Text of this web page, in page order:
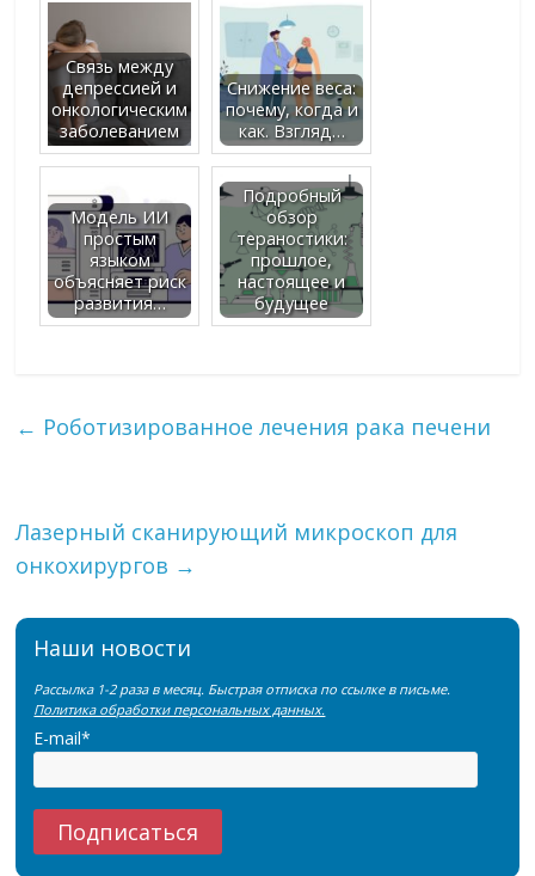
Связь между
депрессией и
онкологическим
заболеванием
Снижение веса:
почему, когда и
как. Взгляд…
Модель ИИ
простым
языком
объясняет риск
развития…
Подробный
обзор
тераностики:
прошлое,
настоящее и
будущее
← Роботизированное лечения рака печени
Лазерный сканирующий микроскоп для
онкохирургов →
Наши новости
Рассылка 1-2 раза в месяц. Быстрая отписка по ссылке в письме.
Политика обработки персональных данных.
E-mail*